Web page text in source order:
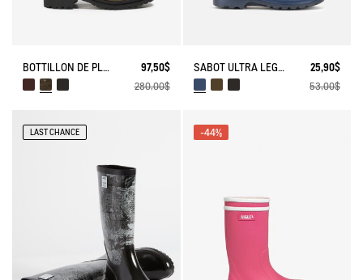
BOTTILLON DE PLUIE MACADAMES ESPRIT BIKER 97,50$
280,00$
SABOT ULTRA LÉGER 25,90$
53,00$
LAST CHANCE -44%